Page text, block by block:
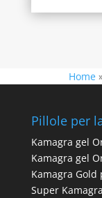
Home »
Pillole per
Kamagra gel
Kamagra gel
Kamagra Gold
Super